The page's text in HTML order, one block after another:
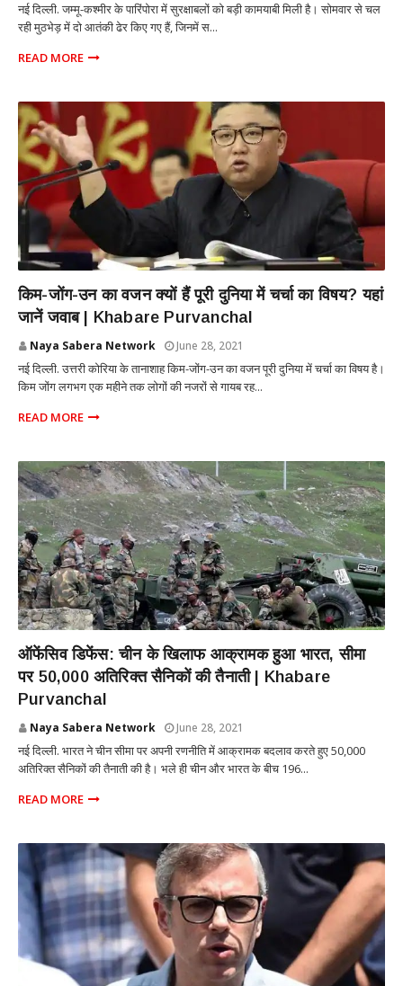
नई दिल्ली. जम्मू-कश्मीर के पारिंपोरा में सुरक्षाबलों को बड़ी कामयाबी मिली है। सोमवार से चल
रही मुठभेड़ में दो आतंकी ढेर किए गए हैं, जिनमें स...
READ MORE
किम-जोंग-उन का वजन क्यों हैं पूरी दुनिया में चर्चा का विषय? यहां
जानें जवाब | Khabare Purvanchal
Naya Sabera Network June 28, 2021
नई दिल्ली. उत्तरी कोरिया के तानाशाह किम-जोंग-उन का वजन पूरी दुनिया में चर्चा का विषय है।
किम जोंग लगभग एक महीने तक लोगों की नजरों से गायब रह...
READ MORE
ऑफेंसिव डिफेंस: चीन के खिलाफ आक्रामक हुआ भारत, सीमा
पर 50,000 अतिरिक्त सैनिकों की तैनाती | Khabare
Purvanchal
Naya Sabera Network June 28, 2021
नई दिल्ली. भारत ने चीन सीमा पर अपनी रणनीति में आक्रामक बदलाव करते हुए 50,000
अतिरिक्त सैनिकों की तैनाती की है। भले ही चीन और भारत के बीच 196...
READ MORE